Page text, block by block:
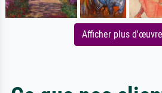
Afficher plus